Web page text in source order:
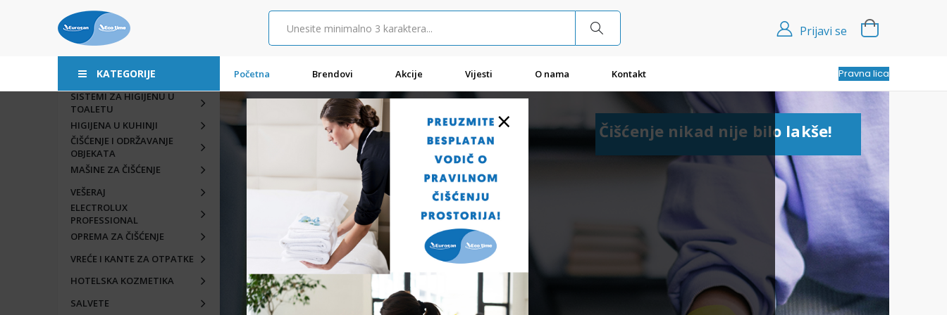
Prijavi se
KATEGORIJE Početna Brendovi Akcije Vijesti O nama Kontakt Pravna lica
SISTEMI ZA HIGIJENU U
TOALETU
HIGIJENA U KUHINJI
ČIŠĆENJE I ODRŽAVANJE
OBJEKATA
MAŠINE ZA ČIŠĆENJE
VEŠERAJ
ELECTROLUX
PROFESSIONAL
OPREMA ZA ČIŠĆENJE
VREĆE I KANTE ZA OTPATKE
HOTELSKA KOZMETIKA
SALVETE
× Čišćenje nikad nije bilo lakše!